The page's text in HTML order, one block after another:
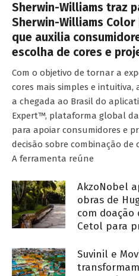
Sherwin-Williams traz
Sherwin-Williams
que auxilia
escolha de cores e
Com o objetivo de tornar a
cores mais simples e
a chegada ao Brasil do
Expert™, plataforma global
para apoiar consumidores e
decisão sobre combinação de
A ferramenta reúne
AkzoNobel
obras de
com doação
Cetol para
Suvinil e